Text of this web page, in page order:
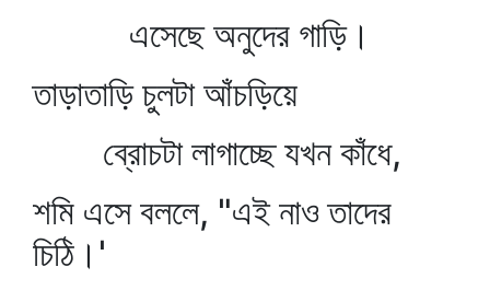
এসেছে অনুদের গাড়ি।
তাড়াতাড়ি চুলটা আঁচড়িয়ে
ব্রোচটা লাগাচ্ছে যখন কাঁধে,
শমি এসে বললে, "এই নাও তাদের
চিঠি।'